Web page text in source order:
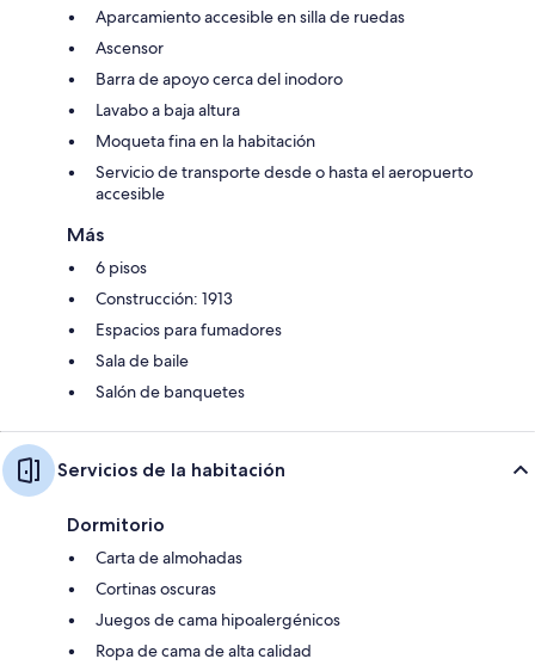
Aparcamiento accesible en silla de ruedas
Ascensor
Barra de apoyo cerca del inodoro
Lavabo a baja altura
Moqueta fina en la habitación
Servicio de transporte desde o hasta el aeropuerto
accesible
Más
6 pisos
Construcción: 1913
Espacios para fumadores
Sala de baile
Salón de banquetes
Servicios de la habitación
Dormitorio
Carta de almohadas
Cortinas oscuras
Juegos de cama hipoalergénicos
Ropa de cama de alta calidad